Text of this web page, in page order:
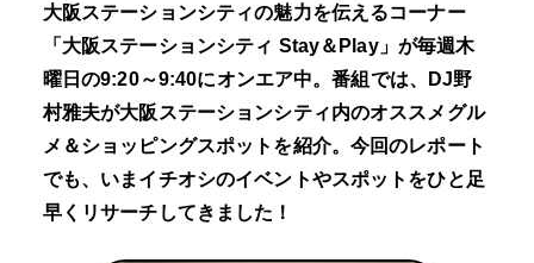
大阪ステーションシティの魅力を伝えるコーナー
「大阪ステーションシティ Stay＆Play」が毎週木
曜日の9:20～9:40にオンエア中。番組では、DJ野
村雅夫が大阪ステーションシティ内のオススメグル
メ＆ショッピングスポットを紹介。今回のレポート
でも、いまイチオシのイベントやスポットをひと足
早くリサーチしてきました！